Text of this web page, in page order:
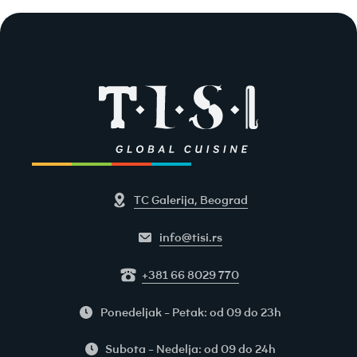
TC Galerija, Beograd
info@tisi.rs
+381 66 8029 770
Ponedeljak - Petak: od 09 do 23h
Subota - Nedelja: od 09 do 24h